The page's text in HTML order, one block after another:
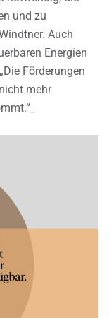
und zu
Auch
Energien
Förderungen
mehr